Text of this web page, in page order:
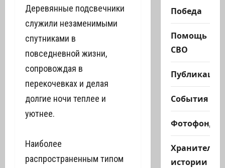
Деревянные подсвечники
служили незаменимыми
спутниками в
повседневной жизни,
сопровождая в
перекочевках и делая
долгие ночи теплее и
уютнее.
Наиболее
распространенным типом
Победа
Помощь
СВО
Публикации
События
Фотофонд
Хранители
истории